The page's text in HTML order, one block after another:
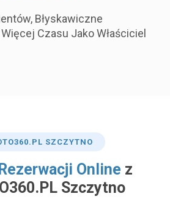
Błyskawiczne
Czasu Jako Właściciel
.PL SZCZYTNO
Online z
Szczytno